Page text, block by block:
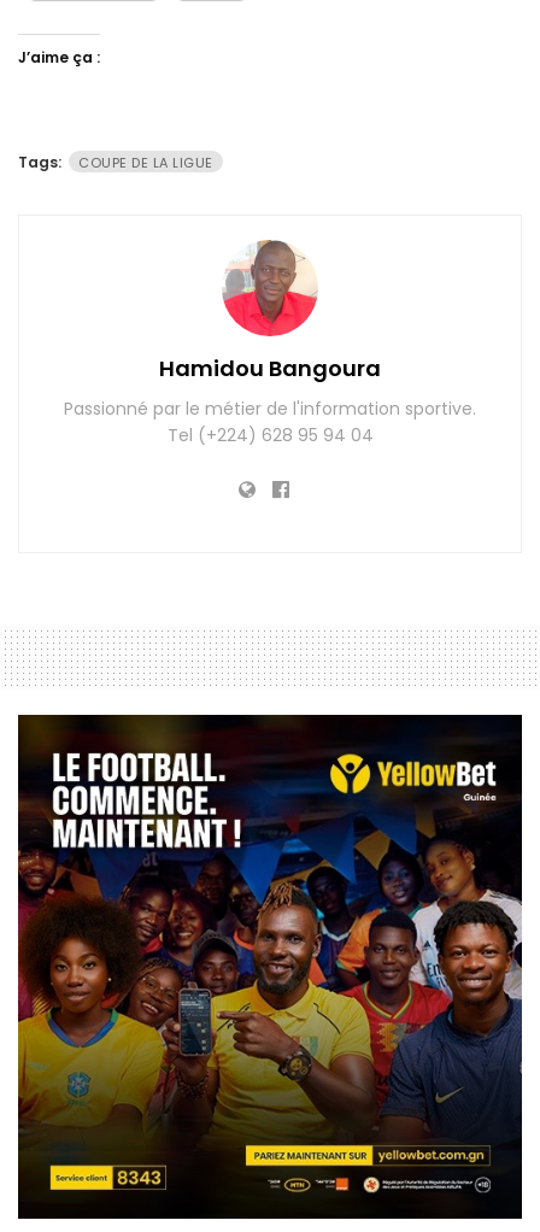
J’aime ça :
Tags: COUPE DE LA LIGUE
Hamidou Bangoura
Passionné par le métier de l'information sportive.
Tel (+224) 628 95 94 04